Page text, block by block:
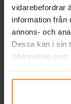
vidarebefordrar
information från
annons- och
Dessa kan i sin
information
närsomhelst